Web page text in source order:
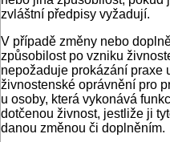
zvláštní předpisy vyžadují.
V případě změny nebo
způsobilost po vzniku
nepožaduje prokázání praxe
živnostenské oprávnění pro
u osoby, která vykonává
dotčenou živnost, jestliže ji
danou změnou či doplněním.